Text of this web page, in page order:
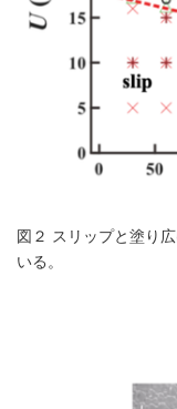
図２ スリップと塗り
いる。